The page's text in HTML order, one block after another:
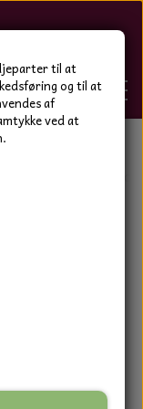
- CAPS
til at
og til at
af
ved at